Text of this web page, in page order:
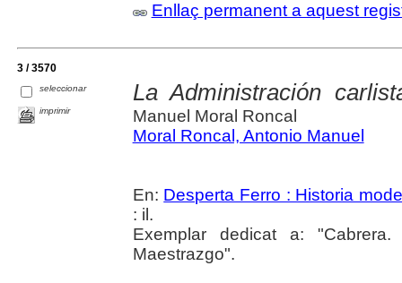
Enllaç permanent a aquest
3 / 3570
seleccionar
imprimir
La Administración
Manuel Moral Roncal
Moral Roncal, Antonio Manuel
En: Desperta Ferro : Historia
: il.
Exemplar dedicat a:
Maestrazgo".